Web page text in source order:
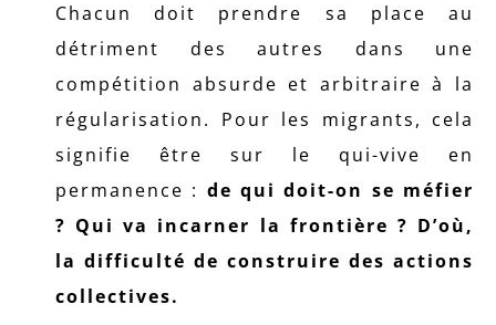
Chacun doit prendre sa place au
détriment des autres dans une
compétition absurde et arbitraire à la
régularisation. Pour les migrants, cela
signifie être sur le qui-vive en
permanence : de qui doit-on se méfier
? Qui va incarner la frontière ? D’où,
la difficulté de construire des actions
collectives.